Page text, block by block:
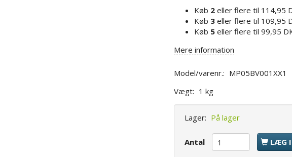
Køb 2 eller flere til 114,95
Køb 3 eller flere til 109,95
Køb 5 eller flere til99,95
Mere information
Model/varenr.: MP05BV001XX1
Vægt: 1 kg
Lager: På lager
Antal LÆG I